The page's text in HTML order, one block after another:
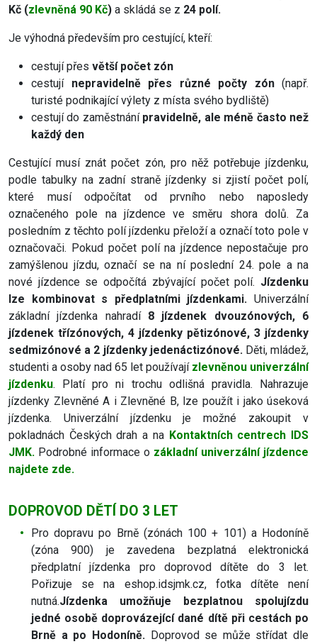
Kč (zlevněná 90 Kč) a skládá se z 24 polí.
Je výhodná především pro cestující, kteří:
cestují přes větší počet zón
cestují nepravidelně přes různé počty zón(např.
turisté podnikající výlety z místa svého bydliště)
cestují do zaměstnání pravidelně, ale méně často než
každý den
Cestující musí znát počet zón, pro něž potřebuje jízdenku,
podle tabulky na zadní straně jízdenky si zjistí počet polí,
které musí odpočítat od prvního nebo naposledy
označeného pole na jízdence ve směru shora dolů. Za
posledním z těchto polí jízdenku přeloží a označí toto pole v
označovači. Pokud počet polí na jízdence nepostačuje pro
zamýšlenou jízdu, označí se na ní poslední 24. pole a na
nové jízdence se odpočítá zbývající počet polí. Jízdenku
lze kombinovat s předplatními jízdenkami. Univerzální
základní jízdenka nahradí 8 jízdenek dvouzónových, 6
jízdenek třízónových, 4 jízdenky pětizónové, 3 jízdenky
sedmizónové a 2 jízdenky jedenáctizónové. Děti, mládež,
studenti a osoby nad 65 let používají zlevněnou univerzální
jízdenku. Platí pro ni trochu odlišná pravidla. Nahrazuje
jízdenky Zlevněné A i Zlevněné B, lze použít i jako úseková
jízdenka. Univerzální jízdenku je možné zakoupit v
pokladnách Českých drah a na Kontaktních centrech IDS
JMK. Podrobné informace o základní univerzální jízdence
najdete zde.
DOPROVOD DĚTÍ DO 3 LET
Pro dopravu po Brně (zónách 100 + 101) a Hodoníně
(zóna 900) je zavedena bezplatná elektronická
předplatní jízdenka pro doprovod dítěte do 3 let.
Pořizuje se na eshop.idsjmk.cz, fotka dítěte není
nutná.Jízdenka umožňuje bezplatnou spolujízdu
jedné osobě doprovázející dané dítě při cestách po
Brně a po Hodoníně.Doprovod se může střídat dle